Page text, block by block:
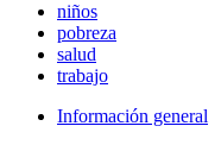
niños
pobreza
salud
trabajo
Información general